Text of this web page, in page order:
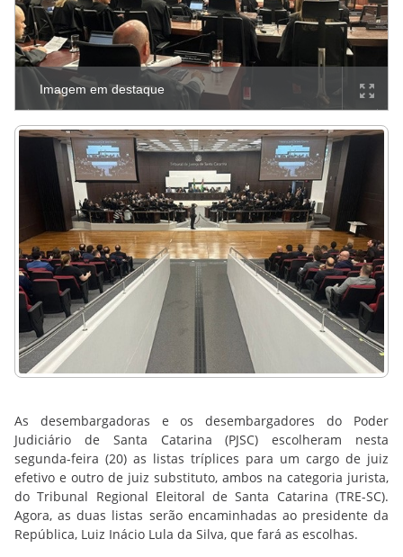
Imagem em destaque
As desembargadoras e os desembargadores do Poder
Judiciário de Santa Catarina (PJSC) escolheram nesta
segunda-feira (20) as listas tríplices para um cargo de juiz
efetivo e outro de juiz substituto, ambos na categoria jurista,
do Tribunal Regional Eleitoral de Santa Catarina (TRE-SC).
Agora, as duas listas serão encaminhadas ao presidente da
República, Luiz Inácio Lula da Silva, que fará as escolhas.